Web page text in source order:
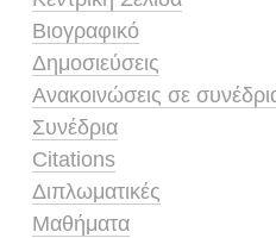
Βιογραφικό
Δημοσιεύσεις
Ανακοινώσεις σε
Συνέδρια
Citations
Διπλωματικές
Μαθήματα